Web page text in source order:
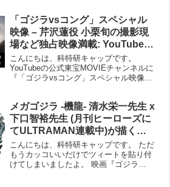
「ゴジラvsコング」スペシャル
映像 – 芹沢蓮役 小栗旬の撮影現
場など独占映像満載: YouTube公
式東宝MOVIEチャンネルで公開!
なんとあの■■ゴジラの姿がサム
ネイルで見えちゃっているんで
こんにちは、科特研キャップです。
YouTubeの公式東宝MOVIEチャンネルに
『「ゴジラvsコング」スペシャル映像』
ムネイル］画像。なんとあのメカゴジラ
の姿が出てちゃ...
メガゴジラ -機龍- 清水栄一先生 x
下口智裕先生 (月刊ヒーローズに
てULTRAMAN連載中)が描く
と…こんなにスタイリッシュに
なるのか！
こんにちは、科特研キャップです。 ただ
もうカッコいいだけでツィートを貼り付
けてしまいましたよ。 映画『ゴジラ